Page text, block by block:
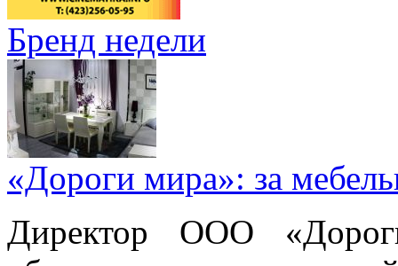
Бренд недели
«Дороги мира»: за
Директор ООО